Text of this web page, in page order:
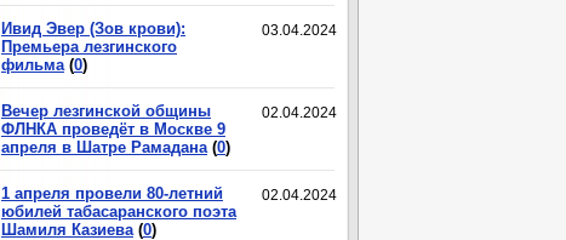
03.04.2024
Ивид Эвер (Зов крови):
Премьера лезгинского
фильма (0)
02.04.2024
Вечер лезгинской общины
ФЛНКА проведёт в Москве 9
апреля в Шатре Рамадана (0)
02.04.2024
1 апреля провели 80-летний
юбилей табасаранского поэта
Шамиля Казиева (0)